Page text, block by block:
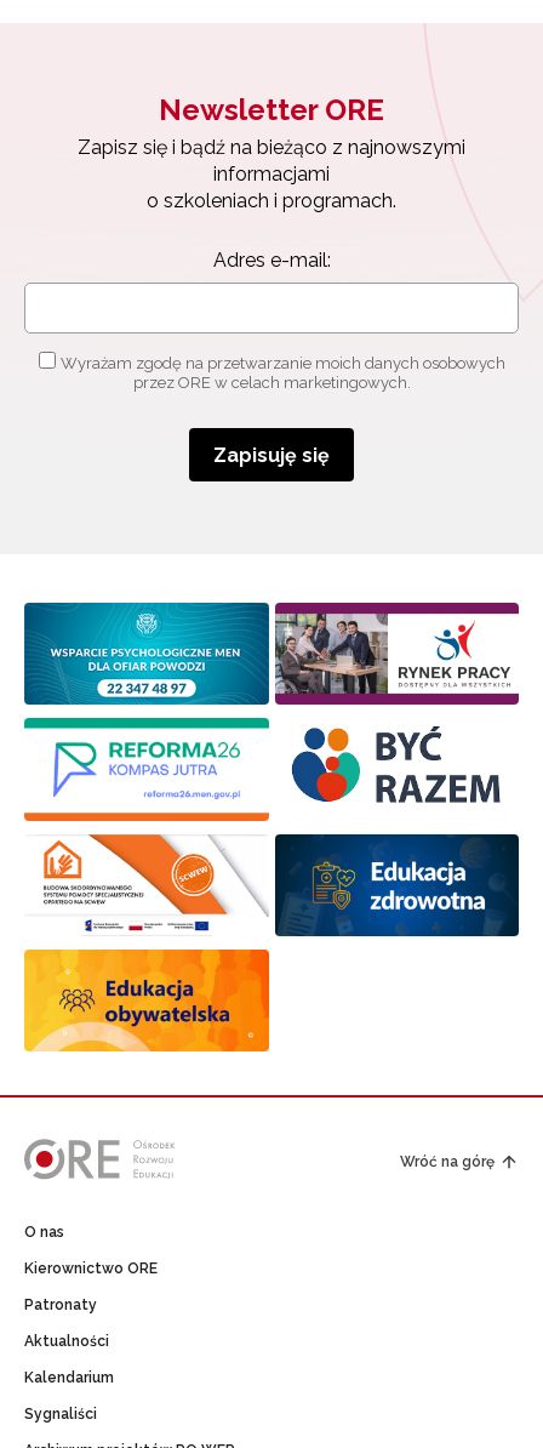
Newsletter ORE
Zapisz się i bądź na bieżąco z najnowszymi
informacjami
o szkoleniach i programach.
Adres e-mail:
Wyrażam zgodę na przetwarzanie moich danych osobowych
przez ORE w celach marketingowych.
Zapisuję się
Wróć na górę
O nas
Kierownictwo ORE
Patronaty
Aktualności
Kalendarium
Sygnaliści